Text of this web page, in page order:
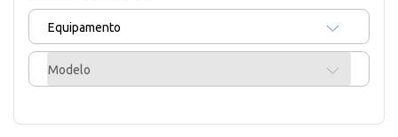
Equipamento
Modelo